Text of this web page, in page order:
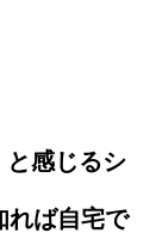
と感じるシ
れば自宅で